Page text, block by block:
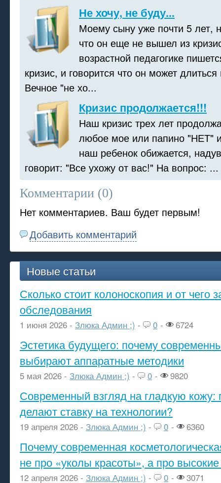
Не хочу, не буду...
Моему сыну уже почти 5 лет,
что он еще не вышел из
возрастной педагогике
кризис, и говорится что он может длиться
Вечное "не хо...
Кризис продолжается!!!
Наш кризис трех лет
любое мое или папино "НЕТ"
наш ребенок обижается,
говорит: "Все ухожу от вас!" На вопрос: ...
Комментарии (0)
Нет комментариев. Ваш будет первым!
Добавить комментарий
Новые статьи
Сколько стоит колоноскопия и от чего
обследования
1 июня 2026 - Злюка Админ ;) - 0 - 6724
Эстетика будущего: почему
выбирают аппаратные методики
5 мая 2026 - Злюка Админ ;) - 0 - 9820
Современный взгляд на гладкую кожу:
делают ставку на технологии?
19 апреля 2026 - Злюка Админ ;) - 0 - 6360
Почему современная
не про «уколы красоты», а про высокие
12 апреля 2026 - Злюка Админ ;) - 0 - 3071